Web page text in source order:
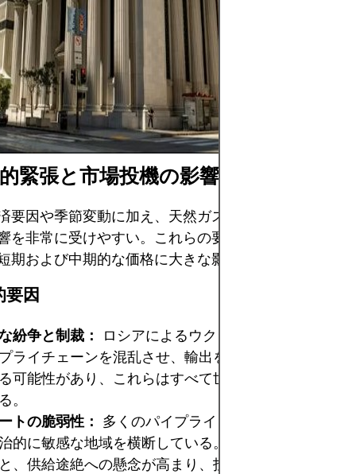
緊張と市場投機の影響
要因や季節変動に加え、天然ガス市場は地政学的動
を非常に受けやすい。これらの要因は予測不可能な
期および中期的な価格に大きな影響を与える。
要因
紛争と制裁：
ロシアによるウクライナ侵攻などの国
ライチェーンを混乱させ、輸出を阻害し、エネルギ
可能性があり、これらはすべて世界の天然ガス価格
。
トの脆弱性： 多くのパイプラインは、ウクライナや
的に敏感な地域を横断している。これらの回廊にお
、供給途絶への懸念が高まり、投機的な価格高騰に